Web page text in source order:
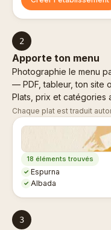
2
Apporte ton menu
Photographie le menu
— PDF, tableur, ton site
Plats, prix et catégories
Chaque plat est traduit
18 éléments trouvés
✓ Espurna
✓ Albada
3